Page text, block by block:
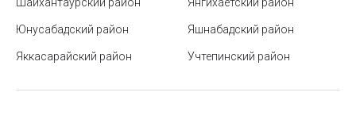
Руководство по уплате налогов в Узбекистане
Юнусабадский район
Яккасарайский район
Яшнабадский район
Учтепинский район